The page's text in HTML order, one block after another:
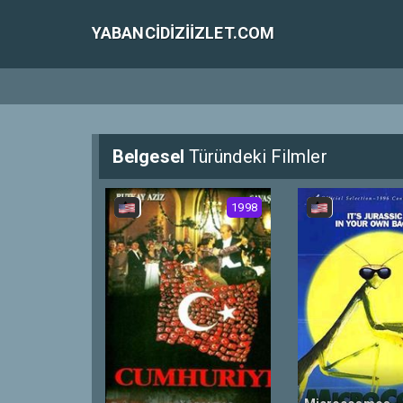
YABANCIDIZIIZLET.COM
Belgesel Türündeki Filmler
1998